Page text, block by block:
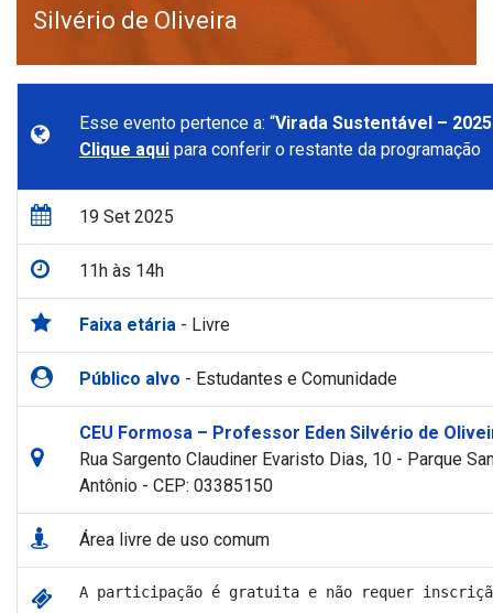
Silvério de Oliveira
Esse evento pertence a: “Virada Sustentável – 2025
Clique aqui para conferir o restante da programação
19 Set 2025
11h às 14h
Faixa etária - Livre
Público alvo - Estudantes e Comunidade
CEU Formosa – Professor Eden Silvério de
Rua Sargento Claudiner Evaristo Dias, 10 - Parque
Antônio - CEP: 03385150
Área livre de uso comum
A participação é gratuita e não requer